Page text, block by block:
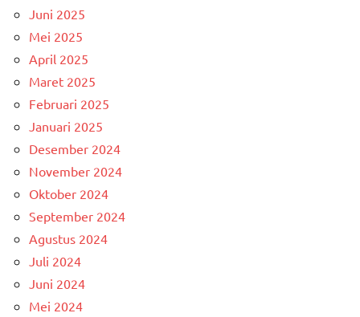
Juni 2025
Mei 2025
April 2025
Maret 2025
Februari 2025
Januari 2025
Desember 2024
November 2024
Oktober 2024
September 2024
Agustus 2024
Juli 2024
Juni 2024
Mei 2024